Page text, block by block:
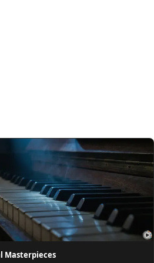
Masterpieces